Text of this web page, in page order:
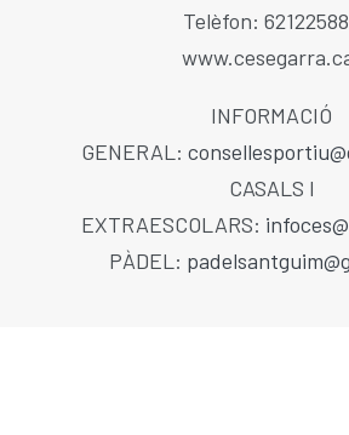
Telèfon:
INFORMACIÓ
GENERAL:
CASALS I
EXTRAESCOLARS:
PÀDEL: